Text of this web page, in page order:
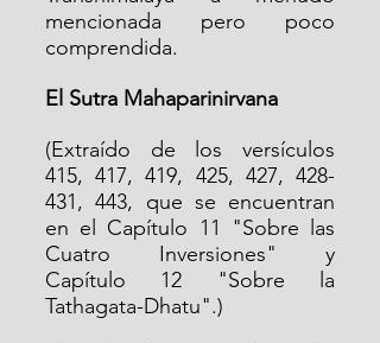
mencionada pero poco
comprendida.
El Sutra Mahaparinirvana
(Extraído de los versículos
415, 417, 419, 425, 427, 428-
431, 443, que se encuentran
en el Capítulo 11 "Sobre las
Cuatro Inversiones" y
Capítulo 12 "Sobre la
Tathagata-Dhatu".)